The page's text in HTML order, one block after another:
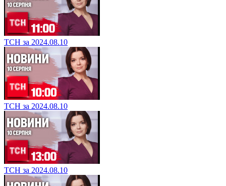
ТСН за 2024.08.10
ТСН за 2024.08.10
ТСН за 2024.08.10